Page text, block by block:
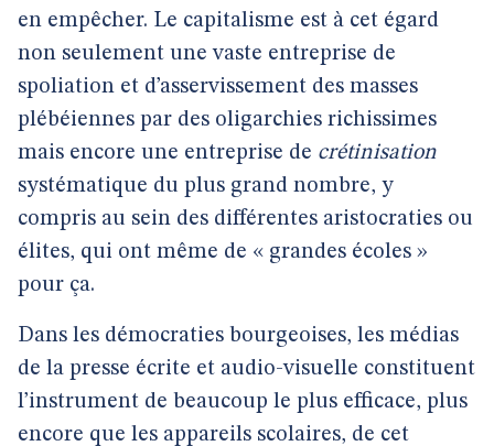
en empêcher. Le capitalisme est à cet égard
non seulement une vaste entreprise de
spoliation et d’asservissement des masses
plébéiennes par des oligarchies richissimes
mais encore une entreprise de crétinisation
systématique du plus grand nombre, y
compris au sein des différentes aristocraties ou
élites, qui ont même de « grandes écoles »
pour ça.
Dans les démocraties bourgeoises, les médias
de la presse écrite et audio-visuelle constituent
l’instrument de beaucoup le plus efficace, plus
encore que les appareils scolaires, de cet